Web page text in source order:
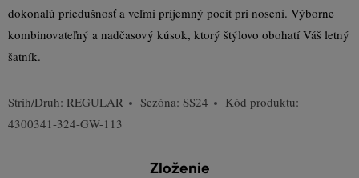
dokonalú priedušnosť a veľmi príjemný pocit pri nosení. Výborne
kombinovateľný a nadčasový kúsok, ktorý štýlovo obohatí Váš letný
šatník.
Strih/Druh: REGULAR Sezóna: SS24
Kód produktu:
4300341-324-GW-113
Zloženie